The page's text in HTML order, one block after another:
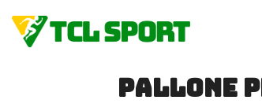
contenuto
Pallone